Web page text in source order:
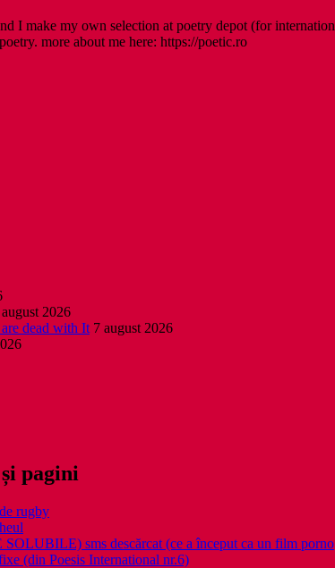
I make my own selection at poetry depot (for
more about me here: https://poetic.ro
2026
dead with It 7 august 2026
pagini
rugby
sms descărcat (ce a început ca un film porno
(din Poesis International nr.6)